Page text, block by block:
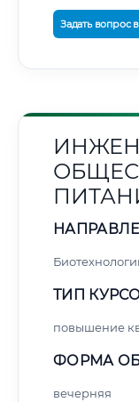
Задать вопрос
ТИП
повышение
ФОРМА
вечерняя